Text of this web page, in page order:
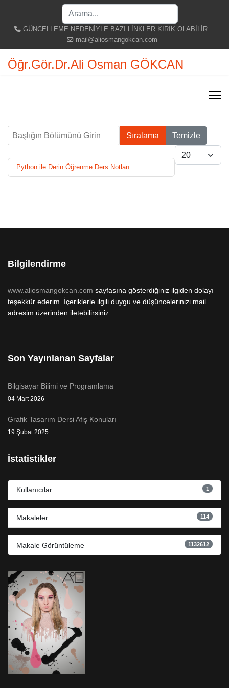
GÜNCELLEME NEDENİYLE BAZI LİNKLER KIRIK OLABİLİR.
mail@aliosmangokcan.com
Öğr.Gör.Dr.Ali Osman GÖKCAN
Başlığın Bölümünü Girin
Sıralama Temizle
Göster #
Python ile Derin Öğrenme Ders Notları
Bilgilendirme
www.aliosmangokcan.com sayfasına gösterdiğiniz ilgiden dolayı
teşekkür ederim. İçeriklerle ilgili duygu ve düşüncelerinizi mail
adresim üzerinden iletebilirsiniz...
Son Yayınlanan Sayfalar
Bilgisayar Bilimi ve Programlama
04 Mart 2026
Grafik Tasarım Dersi Afiş Konuları
19 Şubat 2025
İstatistikler
Kullanıcılar 1
Makaleler 114
Makale Görüntüleme 1132612